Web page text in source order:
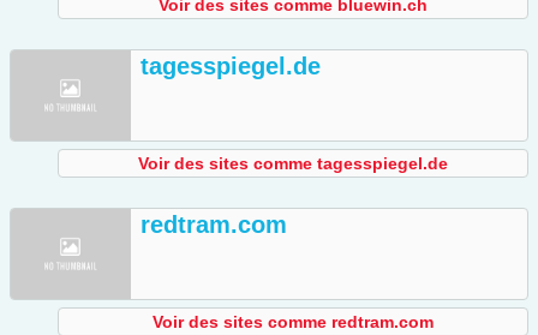
Voir des sites comme bluewin.ch
tagesspiegel.de
Voir des sites comme tagesspiegel.de
redtram.com
Voir des sites comme redtram.com